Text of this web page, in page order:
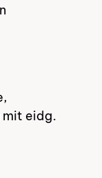
mit eidg.